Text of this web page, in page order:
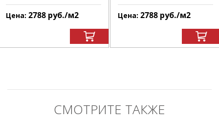
Цена: 2788 руб./м2 Цена: 2788 руб./м2
СМОТРИТЕ ТАКЖЕ